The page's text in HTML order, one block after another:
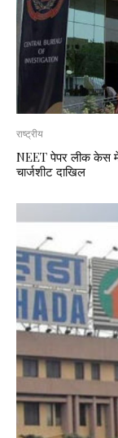
राष्ट्रीय
NEET पेपर लीक केस
चार्जशीट दाखिल